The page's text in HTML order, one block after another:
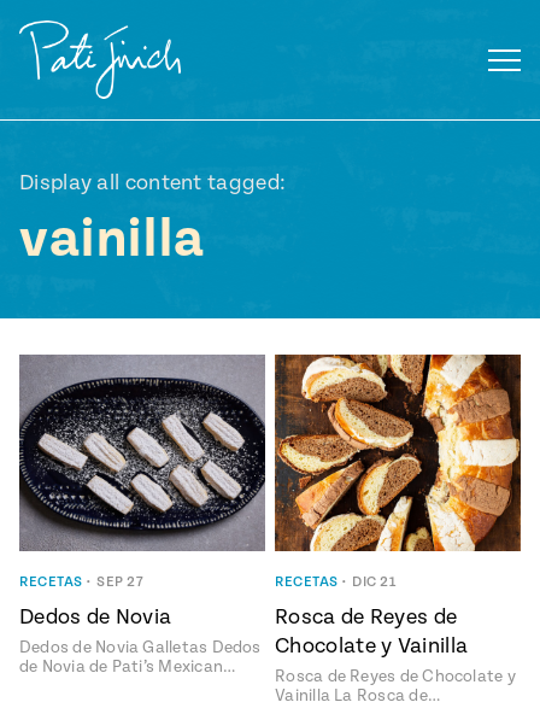
contenido
elote
Verano
a la
Parrilla
S14
1409:
en Mi
Pati's
Mexican
Table
ENGLISH•ESPAÑOL
Display all content tagged:
vainilla
RECETAS • SEP 27
Dedos de Novia
Dedos de Novia Galletas Dedos
de Novia de Pati’s Mexican…
RECETAS • DIC 21
Rosca de Reyes de
Chocolate y Vainilla
Rosca de Reyes de Chocolate y
Vainilla La Rosca de…